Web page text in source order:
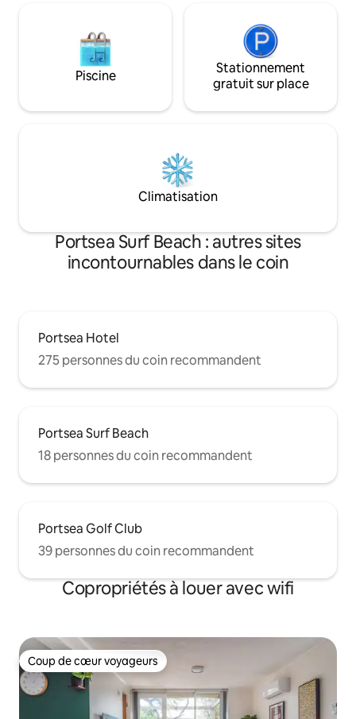
Piscine
Stationnement
gratuit sur place
Climatisation
Portsea Surf Beach : autres sites
incontournables dans le coin
Portsea Hotel
275 personnes du coin recommandent
Portsea Surf Beach
18 personnes du coin recommandent
Portsea Golf Club
39 personnes du coin recommandent
Copropriétés à louer avec wifi
Coup de cœur voyageurs
Coup de cœur voyageurs